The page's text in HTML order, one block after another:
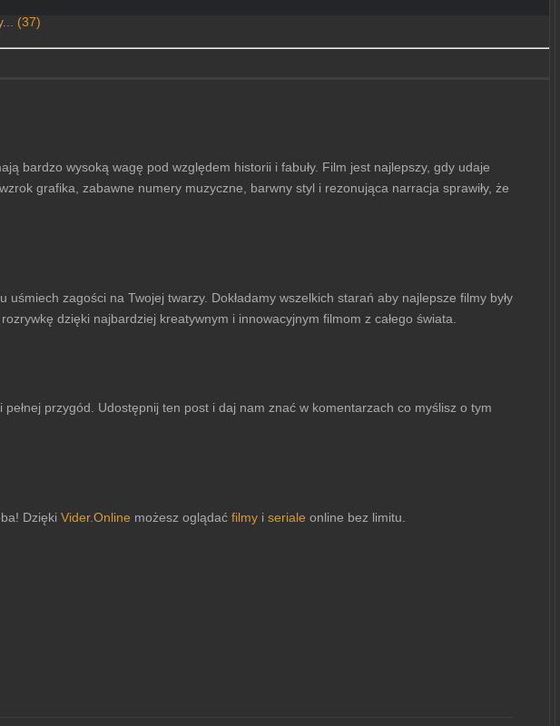
(37)
bardzo wysoką wagę pod względem historii i fabuły. Film jest najlepszy, gdy udaje
grafika, zabawne numery muzyczne, barwny styl i rezonująca narracja sprawiły, że
zagości na Twojej twarzy. Dokładamy wszelkich starań aby najlepsze filmy były
dzięki najbardziej kreatywnym i innowacyjnym filmom z całego świata.
przygód. Udostępnij ten post i daj nam znać w komentarzach co myślisz o tym
Dzięki Vider.Online możesz oglądać filmy i seriale online bez limitu.